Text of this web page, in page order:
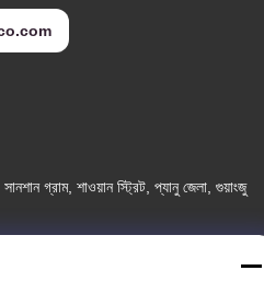
গ্রাম, শাওয়ান স্ট্রিট, প্যানু জেলা, গুয়াংজু